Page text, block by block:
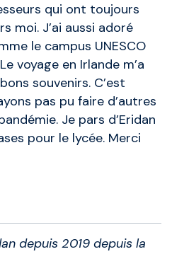
qui ont toujours
moi. J’ai aussi adoré
le campus UNESCO
voyage en Irlande m’a
souvenirs. C’est
pas pu faire d’autres
Je pars d’Eridan
pour le lycée. Merci
depuis 2019 depuis la